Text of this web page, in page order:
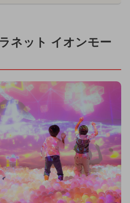
ネット イオンモー